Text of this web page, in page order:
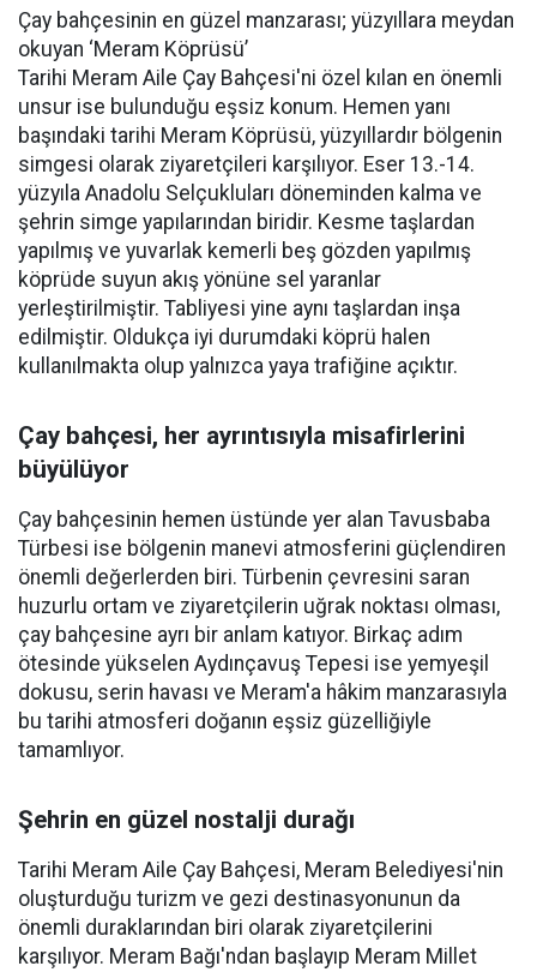
Çay bahçesinin en güzel manzarası; yüzyıllara meydan
okuyan ‘Meram Köprüsü’
Tarihi Meram Aile Çay Bahçesi'ni özel kılan en önemli
unsur ise bulunduğu eşsiz konum. Hemen yanı
başındaki tarihi Meram Köprüsü, yüzyıllardır bölgenin
simgesi olarak ziyaretçileri karşılıyor. Eser 13.-14.
yüzyıla Anadolu Selçukluları döneminden kalma ve
şehrin simge yapılarından biridir. Kesme taşlardan
yapılmış ve yuvarlak kemerli beş gözden yapılmış
köprüde suyun akış yönüne sel yaranlar
yerleştirilmiştir. Tabliyesi yine aynı taşlardan inşa
edilmiştir. Oldukça iyi durumdaki köprü halen
kullanılmakta olup yalnızca yaya trafiğine açıktır.
Çay bahçesi, her ayrıntısıyla misafirlerini
büyülüyor
Çay bahçesinin hemen üstünde yer alan Tavusbaba
Türbesi ise bölgenin manevi atmosferini güçlendiren
önemli değerlerden biri. Türbenin çevresini saran
huzurlu ortam ve ziyaretçilerin uğrak noktası olması,
çay bahçesine ayrı bir anlam katıyor. Birkaç adım
ötesinde yükselen Aydınçavuş Tepesi ise yemyeşil
dokusu, serin havası ve Meram'a hâkim manzarasıyla
bu tarihi atmosferi doğanın eşsiz güzelliğiyle
tamamlıyor.
Şehrin en güzel nostalji durağı
Tarihi Meram Aile Çay Bahçesi, Meram Belediyesi'nin
oluşturduğu turizm ve gezi destinasyonunun da
önemli duraklarından biri olarak ziyaretçilerini
karşılıyor. Meram Bağı'ndan başlayıp Meram Millet